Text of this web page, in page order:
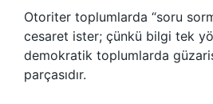
Otoriter toplumlarda “soru
cesaret ister; çünkü bilgi tek
demokratik toplumlarda
parçasıdır.